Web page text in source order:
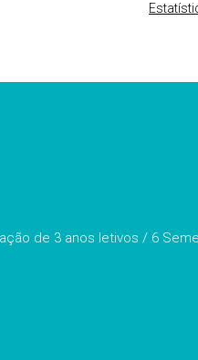
de 3 anos letivos / 6